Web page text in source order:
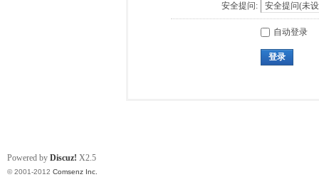
安全提问:
自动登录
登录
Powered by Discuz! X2.5
© 2001-2012 Comsenz Inc.